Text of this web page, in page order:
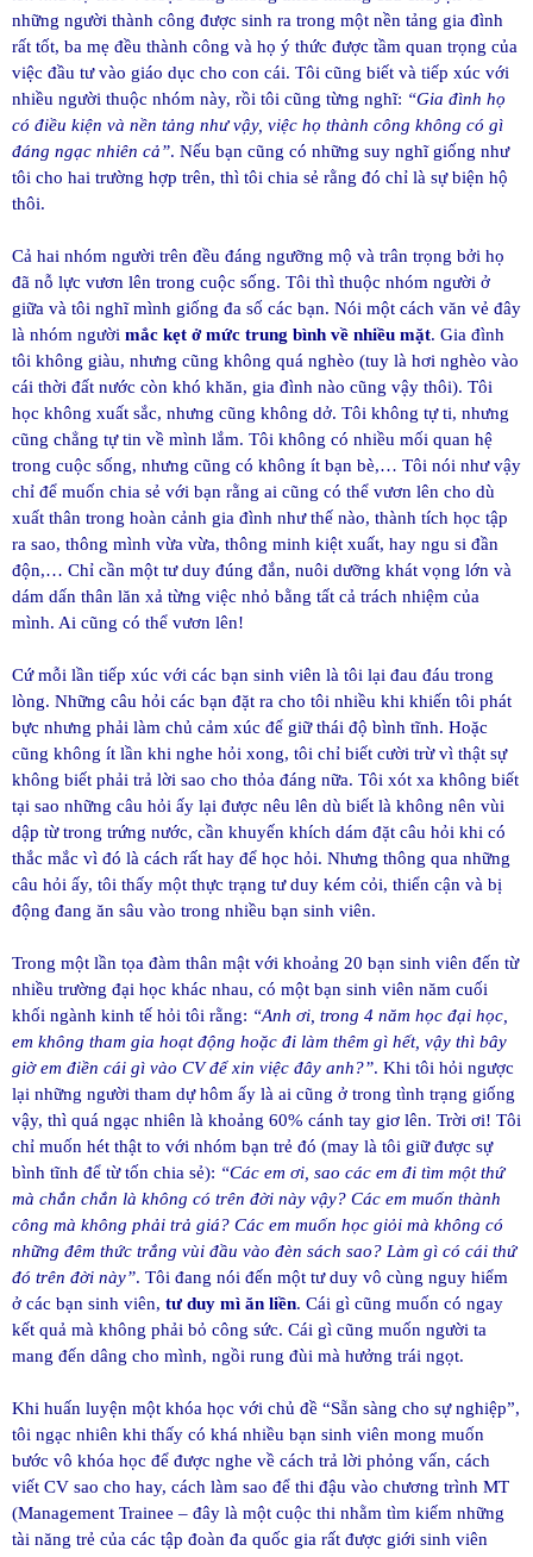
những người thành công được sinh ra trong một nền tảng gia đình
rất tốt, ba mẹ đều thành công và họ ý thức được tầm quan trọng của
việc đầu tư vào giáo dục cho con cái. Tôi cũng biết và tiếp xúc với
nhiều người thuộc nhóm này, rồi tôi cũng từng nghĩ: “Gia đình họ
có điều kiện và nền tảng như vậy, việc họ thành công không có gì
đáng ngạc nhiên cả”. Nếu bạn cũng có những suy nghĩ giống như
tôi cho hai trường hợp trên, thì tôi chia sẻ rằng đó chỉ là sự biện hộ
thôi.
Cả hai nhóm người trên đều đáng ngưỡng mộ và trân trọng bởi họ
đã nỗ lực vươn lên trong cuộc sống. Tôi thì thuộc nhóm người ở
giữa và tôi nghĩ mình giống đa số các bạn. Nói một cách văn vẻ đây
là nhóm người mắc kẹt ở mức trung bình về nhiều mặt. Gia đình
tôi không giàu, nhưng cũng không quá nghèo (tuy là hơi nghèo vào
cái thời đất nước còn khó khăn, gia đình nào cũng vậy thôi). Tôi
học không xuất sắc, nhưng cũng không dở. Tôi không tự ti, nhưng
cũng chẳng tự tin về mình lắm. Tôi không có nhiều mối quan hệ
trong cuộc sống, nhưng cũng có không ít bạn bè,… Tôi nói như vậy
chỉ để muốn chia sẻ với bạn rằng ai cũng có thể vươn lên cho dù
xuất thân trong hoàn cảnh gia đình như thế nào, thành tích học tập
ra sao, thông mình vừa vừa, thông minh kiệt xuất, hay ngu si đần
độn,… Chỉ cần một tư duy đúng đắn, nuôi dưỡng khát vọng lớn và
dám dấn thân lăn xả từng việc nhỏ bằng tất cả trách nhiệm của
mình. Ai cũng có thể vươn lên!
Cứ mỗi lần tiếp xúc với các bạn sinh viên là tôi lại đau đáu trong
lòng. Những câu hỏi các bạn đặt ra cho tôi nhiều khi khiến tôi phát
bực nhưng phải làm chủ cảm xúc để giữ thái độ bình tĩnh. Hoặc
cũng không ít lần khi nghe hỏi xong, tôi chỉ biết cười trừ vì thật sự
không biết phải trả lời sao cho thỏa đáng nữa. Tôi xót xa không biết
tại sao những câu hỏi ấy lại được nêu lên dù biết là không nên vùi
dập từ trong trứng nước, cần khuyến khích dám đặt câu hỏi khi có
thắc mắc vì đó là cách rất hay để học hỏi. Nhưng thông qua những
câu hỏi ấy, tôi thấy một thực trạng tư duy kém cỏi, thiển cận và bị
động đang ăn sâu vào trong nhiều bạn sinh viên.
Trong một lần tọa đàm thân mật với khoảng 20 bạn sinh viên đến từ
nhiều trường đại học khác nhau, có một bạn sinh viên năm cuối
khối ngành kinh tế hỏi tôi rằng: “Anh ơi, trong 4 năm học đại học,
em không tham gia hoạt động hoặc đi làm thêm gì hết, vậy thì bây
giờ em điền cái gì vào CV để xin việc đây anh?”. Khi tôi hỏi ngược
lại những người tham dự hôm ấy là ai cũng ở trong tình trạng giống
vậy, thì quá ngạc nhiên là khoảng 60% cánh tay giơ lên. Trời ơi! Tôi
chỉ muốn hét thật to với nhóm bạn trẻ đó (may là tôi giữ được sự
bình tĩnh để từ tốn chia sẻ): “Các em ơi, sao các em đi tìm một thứ
mà chắn chắn là không có trên đời này vậy? Các em muốn thành
công mà không phải trả giá? Các em muốn học giỏi mà không có
những đêm thức trắng vùi đầu vào đèn sách sao? Làm gì có cái thứ
đó trên đời này”. Tôi đang nói đến một tư duy vô cùng nguy hiểm
ở các bạn sinh viên, tư duy mì ăn liền. Cái gì cũng muốn có ngay
kết quả mà không phải bỏ công sức. Cái gì cũng muốn người ta
mang đến dâng cho mình, ngồi rung đùi mà hưởng trái ngọt.
Khi huấn luyện một khóa học với chủ đề “Sẵn sàng cho sự nghiệp”,
tôi ngạc nhiên khi thấy có khá nhiều bạn sinh viên mong muốn
bước vô khóa học để được nghe về cách trả lời phỏng vấn, cách
viết CV sao cho hay, cách làm sao để thi đậu vào chương trình MT
(Management Trainee – đây là một cuộc thi nhằm tìm kiếm những
tài năng trẻ của các tập đoàn đa quốc gia rất được giới sinh viên